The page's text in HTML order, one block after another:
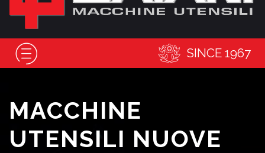
SINCE 1967
MACCHINE
UTENSILI NUOVE